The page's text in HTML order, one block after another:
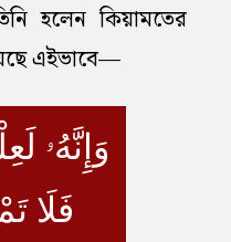
হলেন কিয়ামতের
এইভাবে—
وَإِنَّهُۥ
فَلَا